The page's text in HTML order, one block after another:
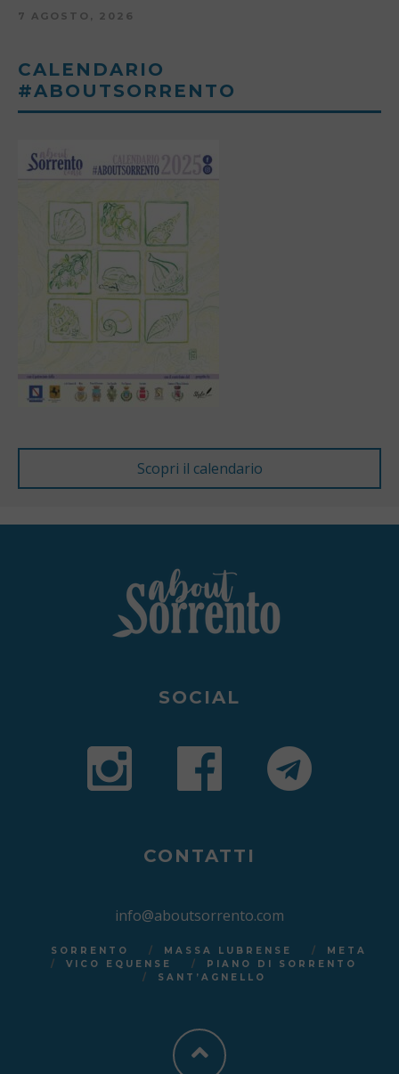
7 AGOSTO, 2026
CALENDARIO
#ABOUTSORRENTO
SOCIAL
CONTATTI
info@aboutsorrento.com
SORRENTO MASSA LUBRENSE
META
VICO EQUENSE
PIANO DI SORRENTO
SANT’AGNELLO